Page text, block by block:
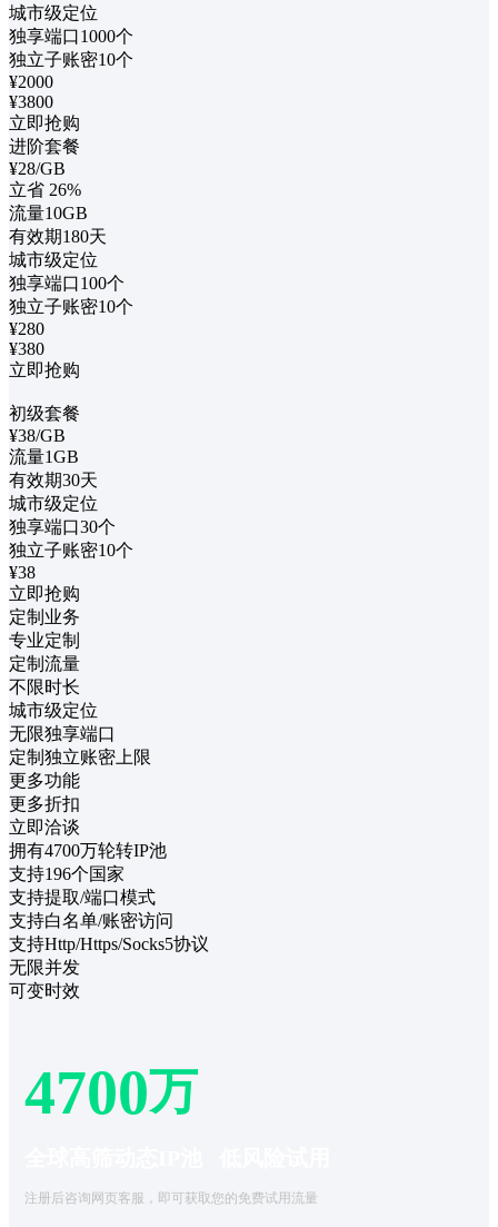
城市级定位
独享端口1000个
独立子账密10个
¥2000
¥3800
立即抢购
进阶套餐
¥28/GB
立省 26%
流量10GB
有效期180天
城市级定位
独享端口100个
独立子账密10个
¥280
¥380
立即抢购
初级套餐
¥38/GB
流量1GB
有效期30天
城市级定位
独享端口30个
独立子账密10个
¥38
立即抢购
定制业务
专业定制
定制流量
不限时长
城市级定位
无限独享端口
定制独立账密上限
更多功能
更多折扣
立即洽谈
拥有4700万轮转IP池
支持196个国家
支持提取/端口模式
支持白名单/账密访问
支持Http/Https/Socks5协议
无限并发
可变时效
4700万
注册后咨询网页客服，即可获取您的免费试用流量